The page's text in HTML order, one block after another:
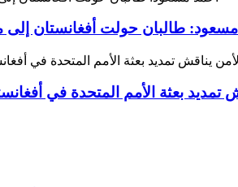
طالبان حولت أفغانستان إلى
تمديد بعثة الأمم المتحدة في